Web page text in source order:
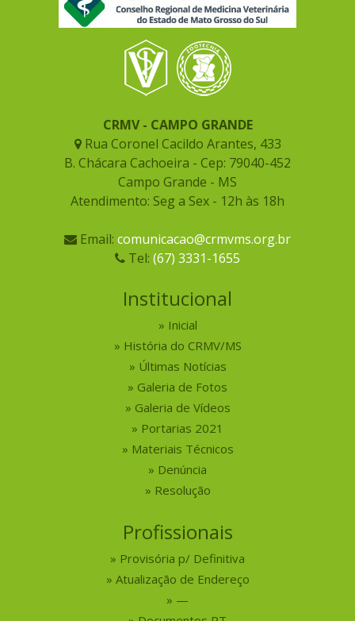
CRMV - CAMPO GRANDE
Rua Coronel Cacildo Arantes, 433
B. Chácara Cachoeira - Cep: 79040-452
Campo Grande - MS
Atendimento: Seg a Sex - 12h às 18h
Email: comunicacao@crmvms.org.br
Tel: (67) 3331-1655
Institucional
Inicial
História do CRMV/MS
Últimas Notícias
Galeria de Fotos
Galeria de Vídeos
Portarias 2021
Materiais Técnicos
Denúncia
Resolução
Profissionais
Provisória p/ Definitiva
Atualização de Endereço
—